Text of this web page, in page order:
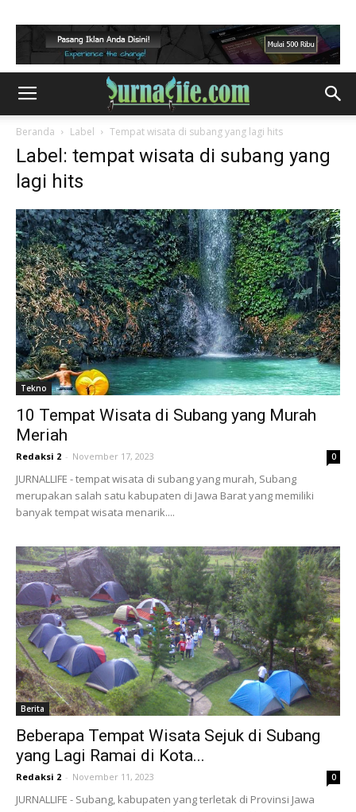
Beranda Label Tempat wisata di subang yang lagi hits
Label: tempat wisata di subang yang
lagi hits
Tekno
10 Tempat Wisata di Subang yang Murah
Meriah
Redaksi 2 - November 17, 2023 0
JURNALLIFE - tempat wisata di subang yang murah, Subang
merupakan salah satu kabupaten di Jawa Barat yang memiliki
banyak tempat wisata menarik....
Berita
Beberapa Tempat Wisata Sejuk di Subang
yang Lagi Ramai di Kota...
Redaksi 2 - November 11, 2023 0
JURNALLIFE - Subang, kabupaten yang terletak di Provinsi Jawa